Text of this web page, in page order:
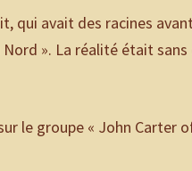
qui avait des racines
». La réalité était
le groupe « John Carter